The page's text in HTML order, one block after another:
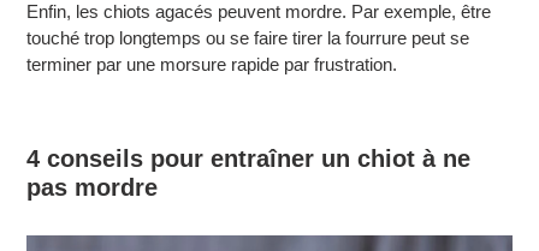
Enfin, les chiots agacés peuvent mordre. Par exemple, être
touché trop longtemps ou se faire tirer la fourrure peut se
terminer par une morsure rapide par frustration.
4 conseils pour entraîner un chiot à ne
pas mordre